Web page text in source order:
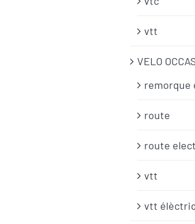
vtt
VELO
remorque
route
route
vtt
vtt